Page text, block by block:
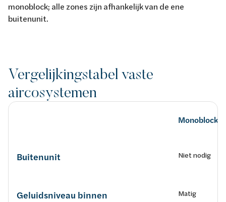
monoblock; alle zones zijn afhankelijk van de ene
buitenunit.
Vergelijkingstabel vaste
aircosystemen
Monoblock
Buitenunit Niet nodig
Geluidsniveau binnen Matig